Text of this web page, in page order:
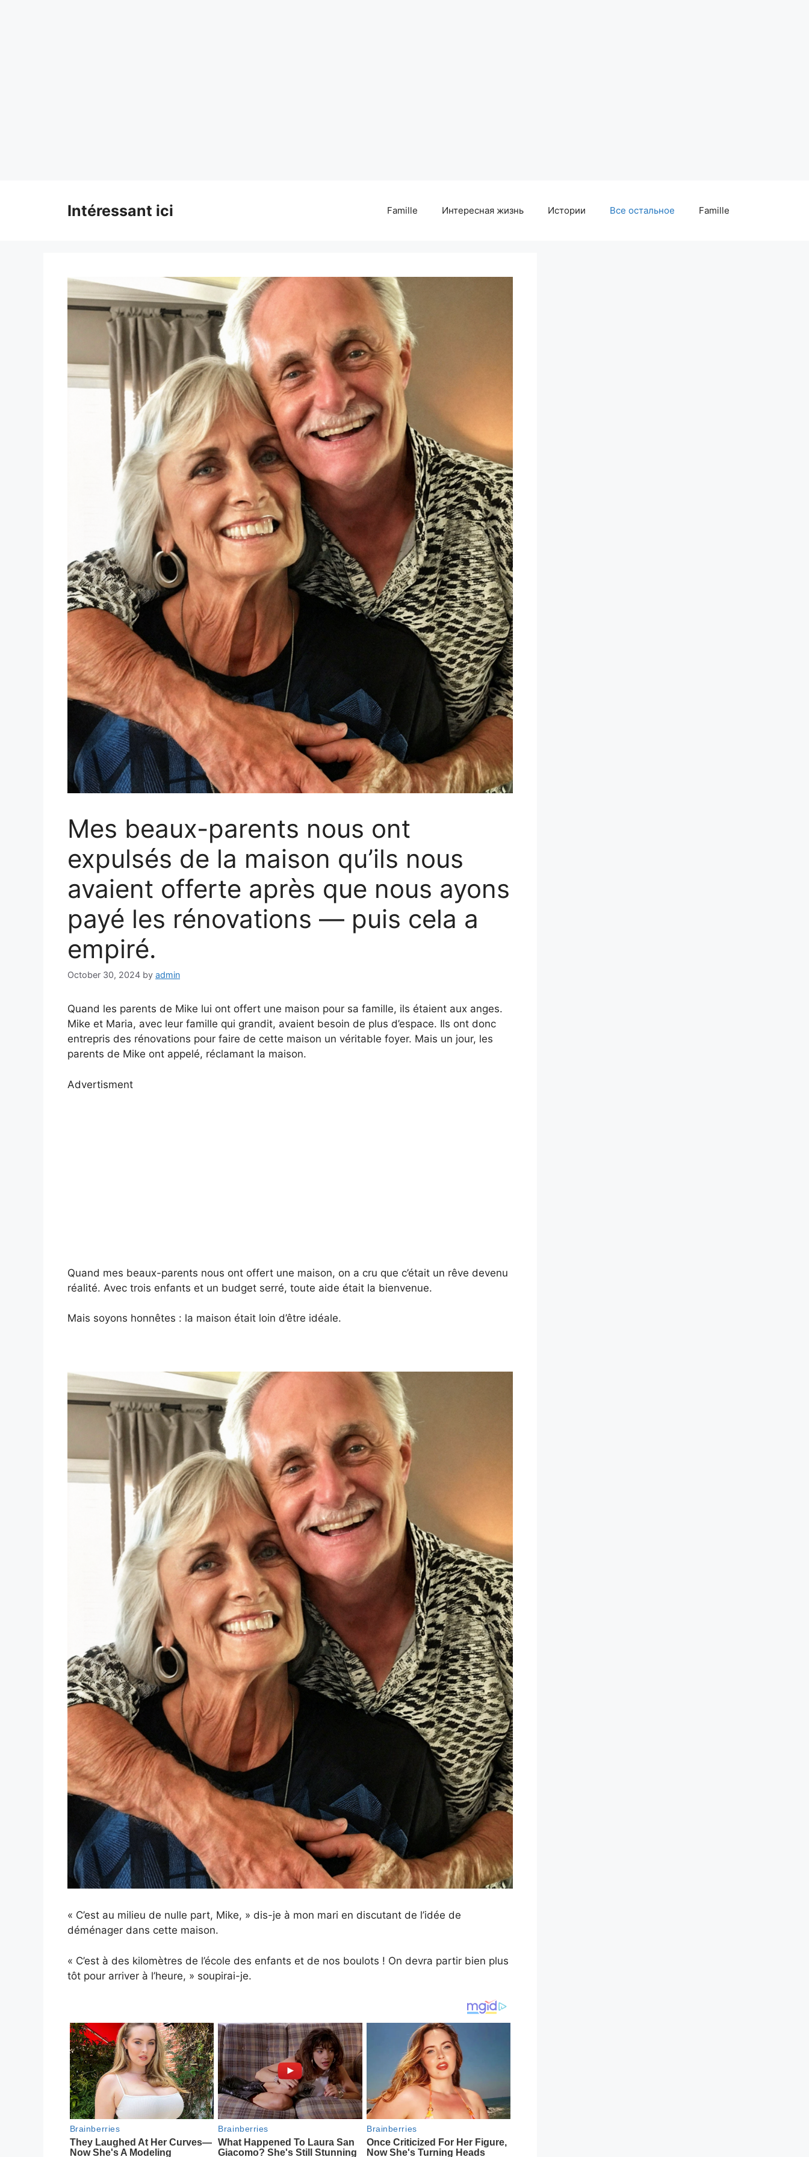
Intéressant ici Famille Интересная жизнь Истории Все остальное Famille
Mes beaux-parents nous ont
expulsés de la maison qu’ils nous
avaient offerte après que nous ayons
payé les rénovations — puis cela a
empiré.
October 30, 2024 by admin
Quand les parents de Mike lui ont offert une maison pour sa famille, ils étaient aux anges.
Mike et Maria, avec leur famille qui grandit, avaient besoin de plus d’espace. Ils ont donc
entrepris des rénovations pour faire de cette maison un véritable foyer. Mais un jour, les
parents de Mike ont appelé, réclamant la maison.
Advertisment
Quand mes beaux-parents nous ont offert une maison, on a cru que c’était un rêve devenu
réalité. Avec trois enfants et un budget serré, toute aide était la bienvenue.
Mais soyons honnêtes : la maison était loin d’être idéale.
« C’est au milieu de nulle part, Mike, » dis-je à mon mari en discutant de l’idée de
déménager dans cette maison.
« C’est à des kilomètres de l’école des enfants et de nos boulots ! On devra partir bien plus
tôt pour arriver à l’heure, » soupirai-je.